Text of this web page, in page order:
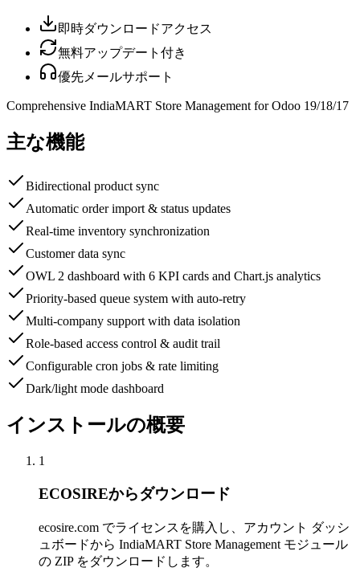
即時ダウンロードアクセス
無料アップデート付き
優先メールサポート
Comprehensive IndiaMART Store Management for Odoo 19/18/17
主な機能
Bidirectional product sync
Automatic order import & status updates
Real-time inventory synchronization
Customer data sync
OWL 2 dashboard with 6 KPI cards and Chart.js analytics
Priority-based queue system with auto-retry
Multi-company support with data isolation
Role-based access control & audit trail
Configurable cron jobs & rate limiting
Dark/light mode dashboard
インストールの概要
1
ECOSIREからダウンロード
ecosire.com でライセンスを購入し、アカウント ダッシ
ュボードから IndiaMART Store Management モジュール
の ZIP をダウンロードします。